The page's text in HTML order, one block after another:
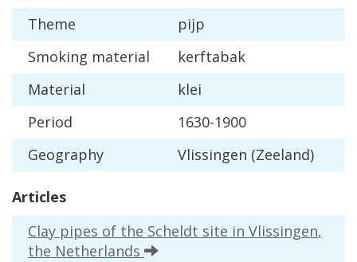
Theme
pijp
Smoking material
kerftabak
Material
klei
Period
1630-1900
Geography
Vlissingen (Zeeland)
Articles
Clay pipes of the Scheldt site in Vlissingen,
the Netherlands